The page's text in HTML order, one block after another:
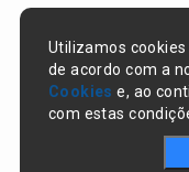
Utilizamos
de acordo com a
Cookies e, ao
com estas